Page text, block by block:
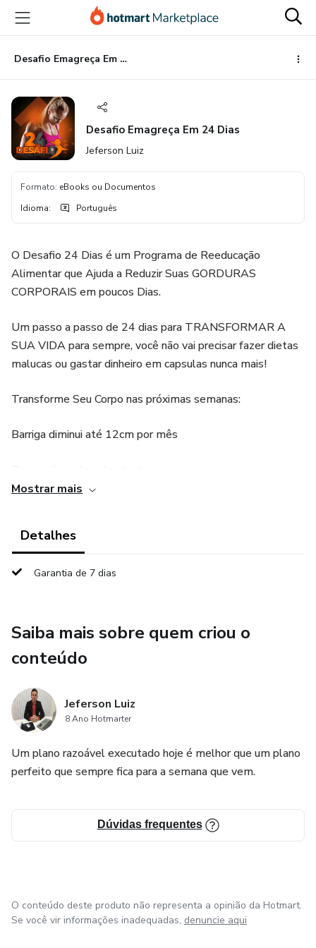
para
conteúdo
principal
para
pagamento
para
rodapé
Desafio Emagreça Em 24 Dias
Desafio Emagreça Em 24 Dias
Jeferson Luiz
Formato: eBooks ou Documentos
Idioma: Português
O Desafio 24 Dias é um Programa de Reeducação
Alimentar que Ajuda a Reduzir Suas GORDURAS
CORPORAIS em poucos Dias.
Um passo a passo de 24 dias para TRANSFORMAR A
SUA VIDA para sempre, você não vai precisar fazer dietas
malucas ou gastar dinheiro em capsulas nunca mais!
Transforme Seu Corpo nas próximas semanas:
Barriga diminui até 12cm por mês
Reduz as dores nas costas
Melhora o diabetes e colesterol alto
Perca peso de verdade sem ter que deixar de comer o que
gosta.. ja são mais de 6.500 alunas emagrecendo com a
emagrecer comendo e sem efeito rebotes.
Mostrar mais
Detalhes
Garantia de 7 dias
Saiba mais sobre quem criou o
conteúdo
Jeferson Luiz
8 Ano Hotmarter
Um plano razoável executado hoje é melhor que um plano
perfeito que sempre fica para a semana que vem.
Dúvidas frequentes
O conteúdo deste produto não representa a opinião da Hotmart.
Se você vir informações inadequadas, denuncie aqui